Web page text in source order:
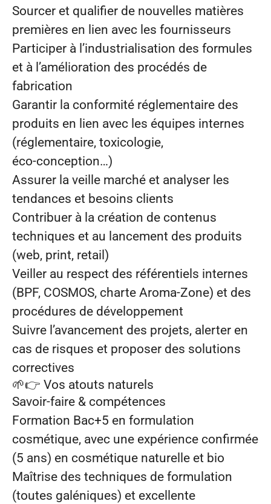
Sourcer et qualifier de nouvelles matières
premières en lien avec les fournisseurs
Participer à l’industrialisation des formules
et à l’amélioration des procédés de
fabrication
Garantir la conformité réglementaire des
produits en lien avec les équipes internes
(réglementaire, toxicologie,
éco‑conception…)
Assurer la veille marché et analyser les
tendances et besoins clients
Contribuer à la création de contenus
techniques et au lancement des produits
(web, print, retail)
Veiller au respect des référentiels internes
(BPF, COSMOS, charte Aroma‑Zone) et des
procédures de développement
Suivre l’avancement des projets, alerter en
cas de risques et proposer des solutions
correctives
🌱👉 Vos atouts naturels
Savoir‑faire & compétences
Formation Bac+5 en formulation
cosmétique, avec une expérience confirmée
(5 ans) en cosmétique naturelle et bio
Maîtrise des techniques de formulation
(toutes galéniques) et excellente